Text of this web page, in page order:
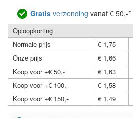
Gratis verzending vanaf € 50,-*
Oploopkorting
Normale prijs
€ 1,75
Onze prijs
€ 1,66
Koop voor +€ 50,-
€ 1,63
Koop voor +€ 100,-
€ 1,58
Koop voor +€ 150,-
€ 1,49